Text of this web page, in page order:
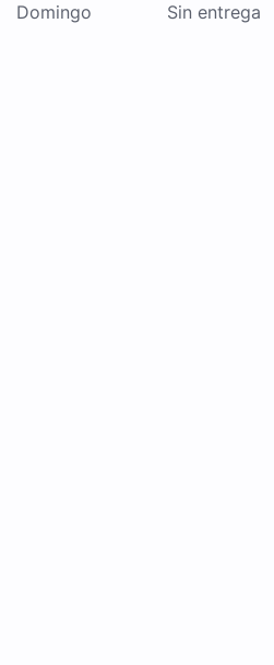
Domingo Sin entrega